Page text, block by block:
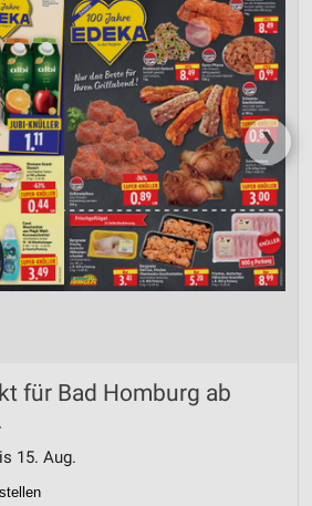
❯
für Bad Homburg ab
15. Aug.